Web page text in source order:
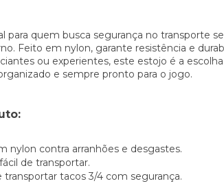
para quem busca segurança no transporte
Feito em nylon, garante resistência e
ou experientes, este estojo é a
e sempre pronto para o jogo.
nylon contra arranhões e desgastes.
de transportar.
transportar tacos 3/4 com segurança.